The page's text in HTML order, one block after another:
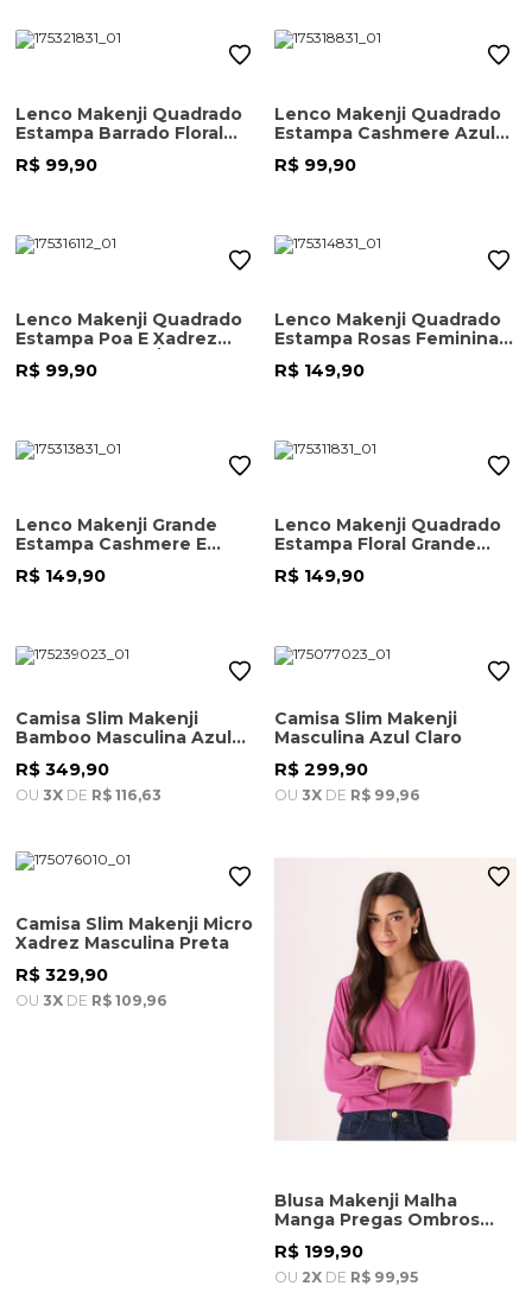
Lenco Makenji Quadrado
Estampa Barrado Floral
Feminina Estampa
R$ 99,90
Lenco Makenji Quadrado
Estampa Cashmere Azul
Feminina Estampa
R$ 99,90
Lenco Makenji Quadrado
Estampa Poa E Xadrez
Feminina Preta/branca
R$ 99,90
Lenco Makenji Quadrado
Estampa Rosas Feminina
Estampa
R$ 149,90
Lenco Makenji Grande
Estampa Cashmere E
Barrado Feminina Estampa
R$ 149,90
Lenco Makenji Quadrado
Estampa Floral Grande
Feminina Estampa
R$ 149,90
Camisa Slim Makenji
Bamboo Masculina Azul
Claro
R$ 349,90
OU 3X DE R$ 116,63
Camisa Slim Makenji
Masculina Azul Claro
R$ 299,90
OU 3X DE R$ 99,96
Camisa Slim Makenji Micro
Xadrez Masculina Preta
R$ 329,90
OU 3X DE R$ 109,96
Blusa Makenji Malha
Manga Pregas Ombros
Feminina Violeta
R$ 199,90
OU 2X DE R$ 99,95